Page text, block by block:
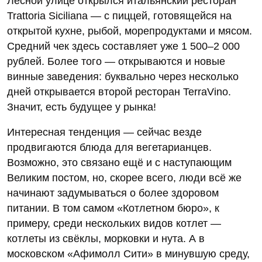
Trattoria Siciliana — с пиццей, готовящейся на
открытой кухне, рыбой, морепродуктами и мясом.
Средний чек здесь составляет уже 1 500–2 000
рублей. Более того — открываются и новые
винные заведения: буквально через несколько
дней открывается второй ресторан TerraVino.
Значит, есть будущее у рынка!
Интересная тенденция — сейчас везде
продвигаются блюда для вегетарианцев.
Возможно, это связано ещё и с наступающим
Великим постом, но, скорее всего, люди всё же
начинают задумываться о более здоровом
питании. В том самом «Котлетном бюро», к
примеру, среди нескольких видов котлет —
котлеты из свёклы, морковки и нута. А в
московском «Афимолл Сити» в минувшую среду,